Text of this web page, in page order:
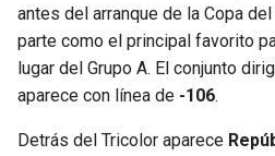
antes del arranque de la Copa
parte como el principal favorito
lugar del Grupo A. El conjunto
aparece con línea de -106.
Detrás del Tricolor aparece